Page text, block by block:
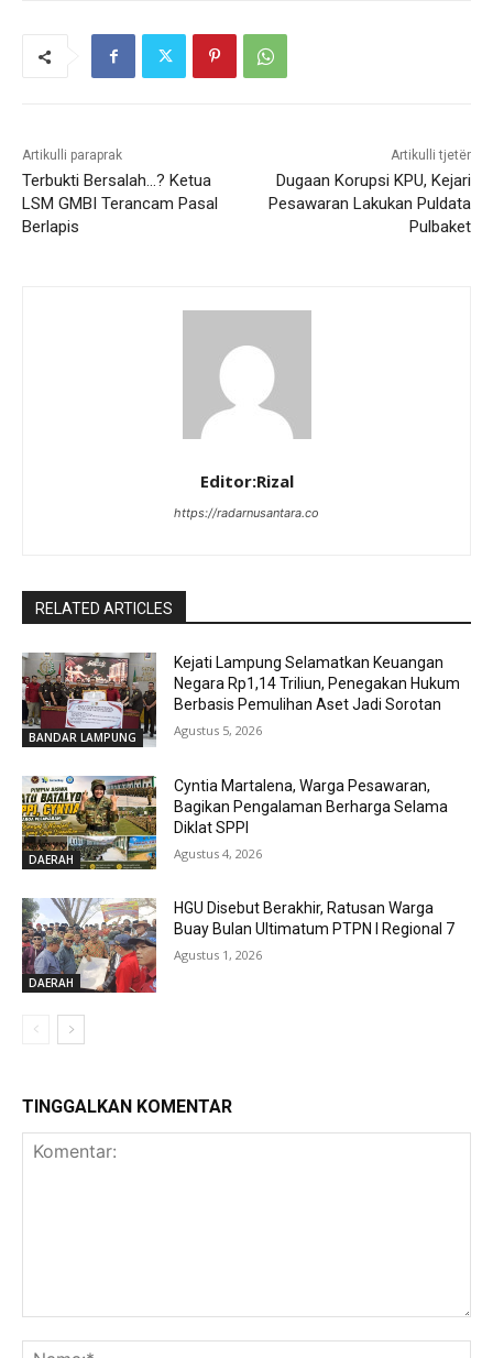
Artikulli paraprak
Terbukti Bersalah…? Ketua
LSM GMBI Terancam Pasal
Berlapis
Artikulli tjetër
Dugaan Korupsi KPU, Kejari
Pesawaran Lakukan Puldata
Pulbaket
Editor:Rizal
https://radarnusantara.co
RELATED ARTICLES
BANDAR LAMPUNG
Kejati Lampung Selamatkan Keuangan
Negara Rp1,14 Triliun, Penegakan Hukum
Berbasis Pemulihan Aset Jadi Sorotan
Agustus 5, 2026
DAERAH
Cyntia Martalena, Warga Pesawaran,
Bagikan Pengalaman Berharga Selama
Diklat SPPI
Agustus 4, 2026
DAERAH
HGU Disebut Berakhir, Ratusan Warga
Buay Bulan Ultimatum PTPN I Regional 7
Agustus 1, 2026
TINGGALKAN KOMENTAR